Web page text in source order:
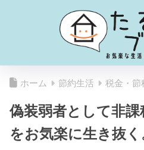
ホーム 節約生活 税金・節
偽装弱者として非
をお気楽に生き抜く